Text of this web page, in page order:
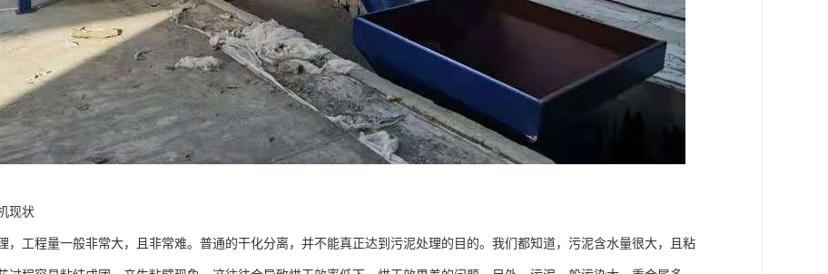
现状
，工程量一般非常大，且非常难。普通的干化分离，并不能真正达到污泥处理的目的。我们都知道，污泥含水量很大，且粘